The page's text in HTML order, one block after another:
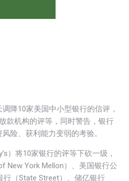
降10家美国中小型银行的信评，
款机构的评等，同时警告，银行
险、获利能力变弱的考验。
）将10家银行的评等下砍一级，
New York Mellon）、美国银行公
行（State Street）、储亿银行